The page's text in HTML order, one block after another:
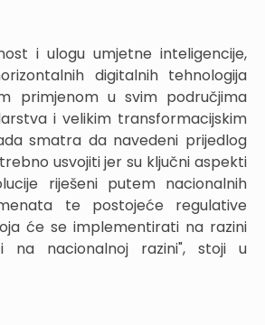
i ulogu umjetne inteligencije,
digitalnih tehnologija
primjenom u svim područjima
i velikim transformacijskim
smatra da navedeni prijedlog
usvojiti jer su ključni aspekti
riješeni putem nacionalnih
te postojeće regulative
će se implementirati na razini
na nacionalnoj razini", stoji u